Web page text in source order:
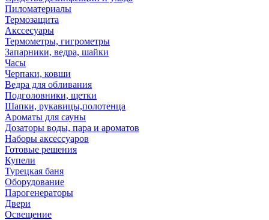
Пиломатериалы
Термозащита
Аксcесуары
Термометры, гигрометры
Запарники, ведра, шайки
Часы
Черпаки, ковши
Ведра для обливания
Подголовники, щетки
Шапки, рукавицы,полотенца
Ароматы для сауны
Дозаторы воды, пара и ароматов
Наборы аксессуаров
Готовые решения
Купели
Турецкая баня
Оборудование
Парогенераторы
Двери
Освещение